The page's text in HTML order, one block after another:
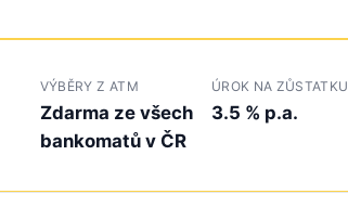
VÝBĚRY Z ATM
Zdarma ze všech
bankomatů v ČR
ÚROK NA ZŮSTATKU
3.5 % p.a.